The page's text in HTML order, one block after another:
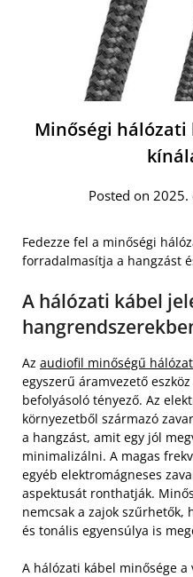
Minőségi hálózati
Posted on
Fedezze fel a minőségi
forradalmasítja a hangzást
A hálózati kábel
Az audiofil minőségű
egyszerű áramvezető
befolyásoló tényező. Az
környezetből származó
a hangzást, amit egy jól
minimalizálni. A magas
egyéb elektromágneses
aspektusát ronthatják.
nemcsak a zajok
és tonális egyensúlya is
A hálózati kábel minősége a